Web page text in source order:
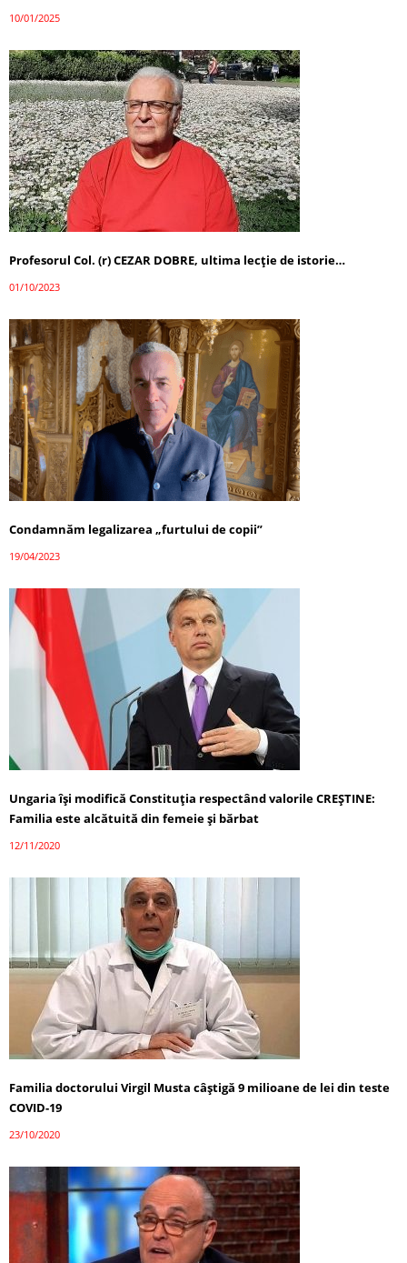
10/01/2025
Profesorul Col. (r) CEZAR DOBRE, ultima lecţie de istorie…
01/10/2023
Condamnăm legalizarea „furtului de copii”
19/04/2023
Ungaria își modifică Constituția respectând valorile CREȘTINE:
Familia este alcătuită din femeie și bărbat
12/11/2020
Familia doctorului Virgil Musta câștigă 9 milioane de lei din teste
COVID-19
23/10/2020